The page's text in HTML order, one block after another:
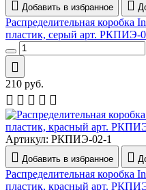
Добавить в избранное
Распределительная коробка
пластик, серый арт. РКПИЭ-
210 руб.
Артикул: РКПИЭ-02-1
Добавить в избранное
Распределительная коробка
пластик, красный арт.